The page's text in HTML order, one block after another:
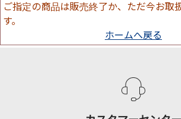
ご指定の商品は販売終了か、ただ今お取
す。
ホームへ戻る